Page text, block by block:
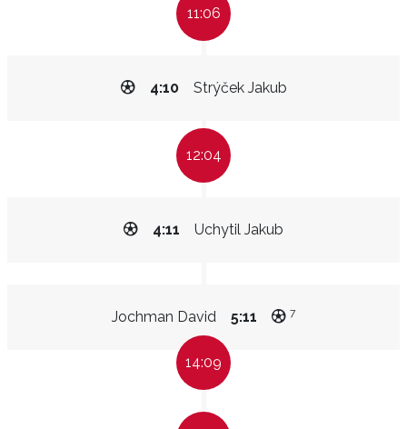
11:06
Strýček Jakub
4:10
12:04
Uchytil Jakub
4:11
Jochman David 5:11 7
14:09